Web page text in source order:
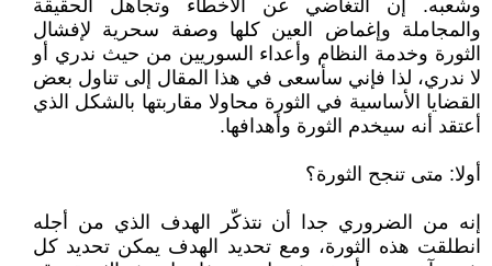
وشعبه. إن التغاضي عن الأخطاء وتجاهل الحقيقة
والمجاملة وإغماض العين كلها وصفة سحرية لإفشال
الثورة وخدمة النظام وأعداء السوريين من حيث ندري أو
لا ندري، لذا فإني سأسعى في هذا المقال إلى تناول بعض
القضايا الأساسية في الثورة محاولا مقاربتها بالشكل الذي
أعتقد أنه سيخدم الثورة وأهدافها.
أولا: متى تنجح الثورة؟
إنه من الضروري جدا أن نتذكّر الهدف الذي من أجله
انطلقت هذه الثورة، ومع تحديد الهدف يمكن تحديد كل